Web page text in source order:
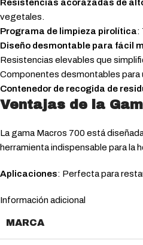
Resistencias acorazadas de
vegetales.
Programa de limpieza pirolítica:
Diseño desmontable para fácil
Resistencias elevables que
Componentes desmontables para
Contenedor de recogida de
Ventajas de la
La gama Macros 700 está
herramienta indispensable para la
Aplicaciones: Perfecta para
Información adicional
MARCA